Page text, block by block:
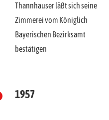
Thannhauser läßt sich seine
Zimmerei vom Königlich
Bayerischen Bezirksamt
bestätigen
1957